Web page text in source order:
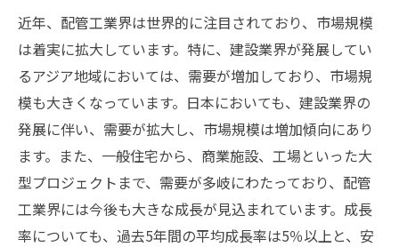
近年、配管工業界は世界的に注目されており、市場規模
は着実に拡大しています。特に、建設業界が発展してい
るアジア地域においては、需要が増加しており、市場規
模も大きくなっています。日本においても、建設業界の
発展に伴い、需要が拡大し、市場規模は増加傾向にあり
ます。また、一般住宅から、商業施設、工場といった大
型プロジェクトまで、需要が多岐にわたっており、配管
工業界には今後も大きな成長が見込まれています。成長
率についても、過去5年間の平均成長率は5％以上と、安